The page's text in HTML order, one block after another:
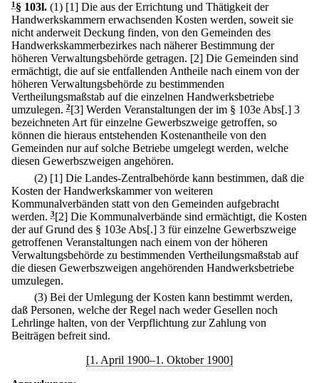
1§ 103l. (1) [1] Die aus der Errichtung und Thätigkeit der
Handwerkskammern erwachsenden Kosten werden, soweit sie
nicht anderweit Deckung finden, von den Gemeinden des
Handwerkskammerbezirkes nach näherer Bestimmung der
höheren Verwaltungsbehörde getragen. [2] Die Gemeinden sind
ermächtigt, die auf sie entfallenden Antheile nach einem von der
höheren Verwaltungsbehörde zu bestimmenden
Vertheilungsmaßstab auf die einzelnen Handwerksbetriebe
umzulegen. 2[3] Werden Veranstaltungen der im § 103e Abs[.] 3
bezeichneten Art für einzelne Gewerbszweige getroffen, so
können die hieraus entstehenden Kostenantheile von den
Gemeinden nur auf solche Betriebe umgelegt werden, welche
diesen Gewerbszweigen angehören.
(2) [1] Die Landes-Zentralbehörde kann bestimmen, daß die
Kosten der Handwerkskammer von weiteren
Kommunalverbänden statt von den Gemeinden aufgebracht
werden. 3[2] Die Kommunalverbände sind ermächtigt, die Kosten
der auf Grund des § 103e Abs[.] 3 für einzelne Gewerbszweige
getroffenen Veranstaltungen nach einem von der höheren
Verwaltungsbehörde zu bestimmenden Vertheilungsmaßstab auf
die diesen Gewerbszweigen angehörenden Handwerksbetriebe
umzulegen.
(3) Bei der Umlegung der Kosten kann bestimmt werden,
daß Personen, welche der Regel nach weder Gesellen noch
Lehrlinge halten, von der Verpflichtung zur Zahlung von
Beiträgen befreit sind.
[1. April 1900–1. Oktober 1900]